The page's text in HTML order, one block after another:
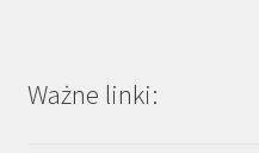
Ważne linki: